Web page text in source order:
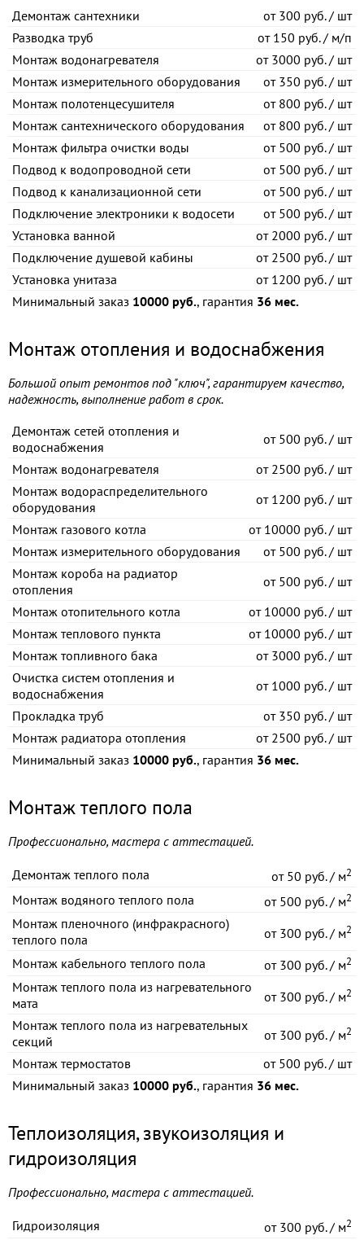
Демонтаж сантехники
от300 руб. / шт
Разводка труб
от150 руб. / м/п
Монтаж водонагревателя
от3000 руб. / шт
Монтаж измерительного оборудования
от350 руб. / шт
Монтаж полотенцесушителя
от800 руб. / шт
Монтаж сантехнического оборудования
от800 руб. / шт
Монтаж фильтра очистки воды
от500 руб. / шт
Подвод к водопроводной сети
от500 руб. / шт
Подвод к канализационной сети
от500 руб. / шт
Подключение электроники к водосети
от500 руб. / шт
Установка ванной
от2000 руб. / шт
Подключение душевой кабины
от2500 руб. / шт
Установка унитаза
от1200 руб. / шт
Минимальный заказ 10000 руб., гарантия 36 мес.
Монтаж отопления и водоснабжения
Большой опыт ремонтов под "ключ", гарантируем качество,
надежность, выполнение работ в срок.
Демонтаж сетей отопления и
водоснабжения
от500 руб. / шт
Монтаж водонагревателя
от2500 руб. / шт
Монтаж водораспределительного
оборудования
от1200 руб. / шт
Монтаж газового котла
от10000 руб. / шт
Монтаж измерительного оборудования
от500 руб. / шт
Монтаж короба на радиатор
отопления
от500 руб. / шт
Монтаж отопительного котла
от10000 руб. / шт
Монтаж теплового пункта
от10000 руб. / шт
Монтаж топливного бака
от3000 руб. / шт
Очистка систем отопления и
водоснабжения
от1000 руб. / шт
Прокладка труб
от350 руб. / шт
Монтаж радиатора отопления
от2500 руб. / шт
Минимальный заказ 10000 руб., гарантия 36 мес.
Монтаж теплого пола
Профессионально, мастера с аттестацией.
Демонтаж теплого пола от50 руб. / м2
Монтаж водяного теплого пола от500 руб. / м2
Монтаж пленочного (инфракрасного)
теплого пола
от300 руб. / м2
Монтаж кабельного теплого пола от300 руб. / м2
Монтаж теплого пола из нагревательного
мата
от300 руб. / м2
Монтаж теплого пола из нагревательных
секций
от300 руб. / м2
Монтаж термостатов от500 руб. / шт
Минимальный заказ 10000 руб., гарантия 36 мес.
Теплоизоляция, звукоизоляция и
гидроизоляция
Профессионально, мастера с аттестацией.
Гидроизоляция от300 руб. / м2